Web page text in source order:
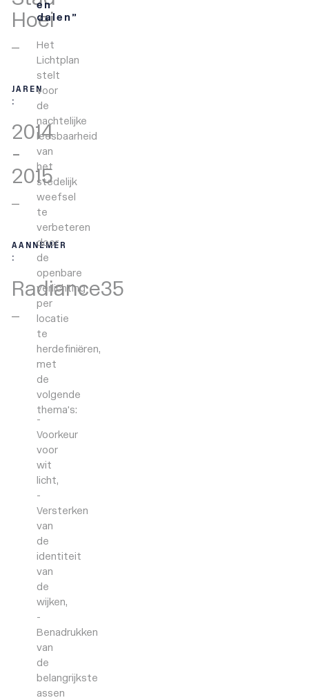
Hoei
JAREN
:
2014
-
2015
AANNEMER
:
Radiance35
en
dalen”
Het
Lichtplan
stelt
voor
de
nachtelijke
leesbaarheid
van
het
stedelijk
weefsel
te
verbeteren
door
de
openbare
verlichting
per
locatie
te
herdefiniëren,
met
de
volgende
thema’s:
Voorkeur
voor
wit
licht,
Versterken
van
de
identiteit
van
de
wijken,
Benadrukken
van
de
belangrijkste
assen